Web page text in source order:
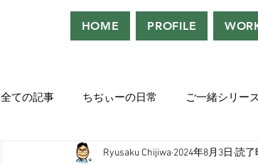
HOME PROFILE
全ての記事 ちぢぃーの日常 ご一緒シリーズ
役者として、声優として。 ちぢぃー的
Ryusaku Chijiwa 2024年8月3日 読了